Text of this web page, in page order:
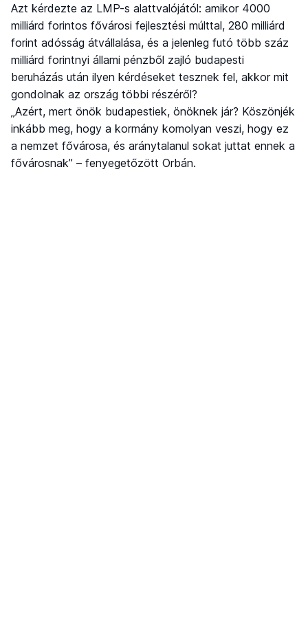
Azt kérdezte az LMP-s alattvalójától: amikor 4000
milliárd forintos fővárosi fejlesztési múlttal, 280 milliárd
forint adósság átvállalása, és a jelenleg futó több száz
milliárd forintnyi állami pénzből zajló budapesti
beruházás után ilyen kérdéseket tesznek fel, akkor mit
gondolnak az ország többi részéről?
„Azért, mert önök budapestiek, önöknek jár? Köszönjék
inkább meg, hogy a kormány komolyan veszi, hogy ez
a nemzet fővárosa, és aránytalanul sokat juttat ennek a
fővárosnak” – fenyegetőzött Orbán.